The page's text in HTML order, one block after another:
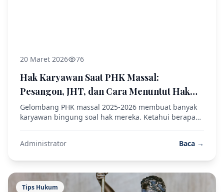
20 Maret 2026 76
Hak Karyawan Saat PHK Massal:
Pesangon, JHT, dan Cara Menuntut Hak
Anda
Gelombang PHK massal 2025-2026 membuat banyak
karyawan bingung soal hak mereka. Ketahui berapa
Administrator Baca →
Tips Hukum